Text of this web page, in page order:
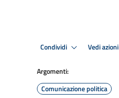
Condividi Vedi azioni
Argomenti:
Comunicazione politica